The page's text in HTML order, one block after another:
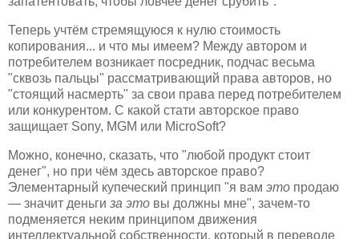
Теперь учтём стремящуюся к нулю стоимость
копирования... и что мы имеем? Между автором и
потребителем возникает посредник, подчас весьма
"сквозь пальцы" рассматривающий права авторов, но
"стоящий насмерть" за свои права перед потребителем
или конкурентом. С какой стати авторское право
защищает Sony, MGM или MicroSoft?
Можно, конечно, сказать, что "любой продукт стоит
денег", но при чём здесь авторское право?
Элементарный купеческий принцип "я вам это продаю
— значит деньги за это вы должны мне", зачем-то
подменяется неким принципом движения
интеллектуальной собственности, который в переводе